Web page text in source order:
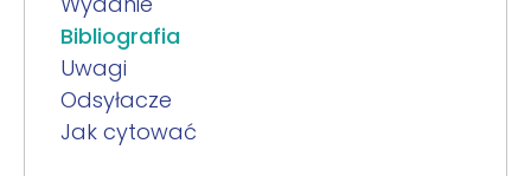
Bibliografia
Uwagi
Odsyłacze
Jak cytować